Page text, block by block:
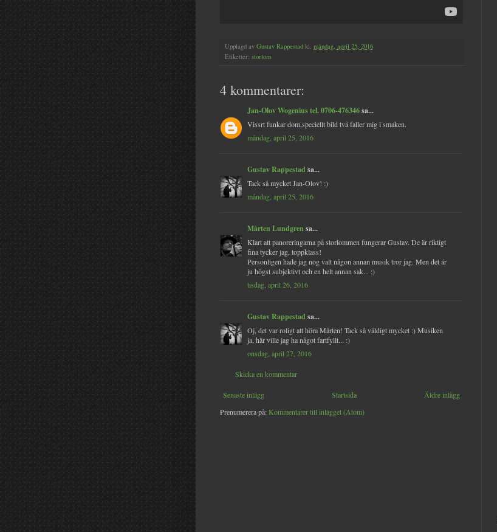
Upplagd av Gustav Rappestad kl. måndag, april 25, 2016
Etiketter: storlom
4 kommentarer:
Jan-Olov Wogenius tel. 0706-476346sa...
Vissrt funkar dom,speciellt bild två faller mig i smaken.
måndag, april 25, 2016
Gustav Rappestad sa...
Tack så mycket Jan-Olov! :)
måndag, april 25, 2016
Mårten Lundgren sa...
Klart att panoreringarna på storlommen fungerar Gustav. De är riktigt
fina tycker jag, toppklass!
Personligen hade jag nog valt någon annan musik tror jag. Men det är
ju högst subjektivt och en helt annan sak... ;)
tisdag, april 26, 2016
Gustav Rappestad sa...
Oj, det var roligt att höra Mårten! Tack så väldigt mycket :) Musiken
ja, här ville jag ha något fartfyllt... :)
onsdag, april 27, 2016
Skicka en kommentar
Senaste inlägg Äldre inlägg
Startsida
Prenumerera på: Kommentarer till inlägget (Atom)